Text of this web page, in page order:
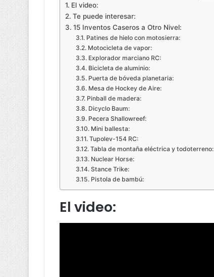
El video:
Te puede interesar:
15 Inventos Caseros a Otro Nivel:
Patines de hielo con motosierra:
Motocicleta de vapor:
Explorador marciano RC:
Bicicleta de aluminio:
Puerta de bóveda planetaria:
Mesa de Hockey de Aire:
Pinball de madera:
Dicyclo Baum:
Pecera Shallowreef:
Mini ballesta:
Tupolev-154 RC:
Tabla de montaña eléctrica y todoterreno:
Nuclear Horse:
Stance Trike:
Pistola de bambú:
El video: